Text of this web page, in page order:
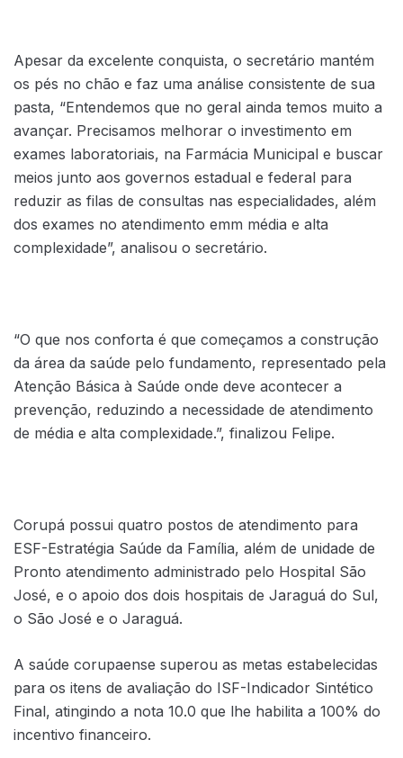
Apesar da excelente conquista, o secretário mantém
os pés no chão e faz uma análise consistente de sua
pasta, “Entendemos que no geral ainda temos muito a
avançar. Precisamos melhorar o investimento em
exames laboratoriais, na Farmácia Municipal e buscar
meios junto aos governos estadual e federal para
reduzir as filas de consultas nas especialidades, além
dos exames no atendimento emm média e alta
complexidade”, analisou o secretário.
“O que nos conforta é que começamos a construção
da área da saúde pelo fundamento, representado pela
Atenção Básica à Saúde onde deve acontecer a
prevenção, reduzindo a necessidade de atendimento
de média e alta complexidade.”, finalizou Felipe.
Corupá possui quatro postos de atendimento para
ESF-Estratégia Saúde da Família, além de unidade de
Pronto atendimento administrado pelo Hospital São
José, e o apoio dos dois hospitais de Jaraguá do Sul,
o São José e o Jaraguá.
A saúde corupaense superou as metas estabelecidas
para os itens de avaliação do ISF-Indicador Sintético
Final, atingindo a nota 10.0 que lhe habilita a 100% do
incentivo financeiro.